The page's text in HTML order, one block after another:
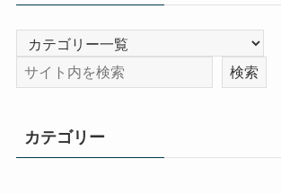
カテゴリー